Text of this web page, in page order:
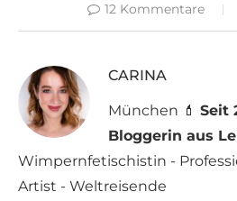
12 Kommentare
CARINA
München 💄 Seit
Bloggerin aus
Wimpernfetischistin -
Artist - Weltreisende